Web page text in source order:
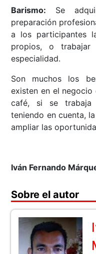
Barismo: Se
preparación
a los participantes
propios, o
especialidad.
Son muchos los
existen en el
café, si se trabaja
teniendo en cuenta,
ampliar las
Iván Fernando
Sobre el autor